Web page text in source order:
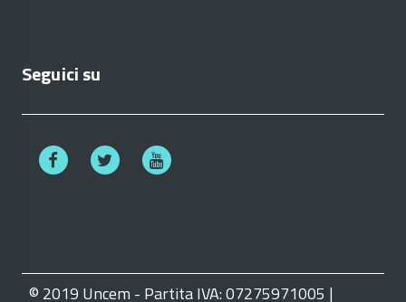
Seguici su
© 2019 Uncem - Partita IVA: 07275971005 |